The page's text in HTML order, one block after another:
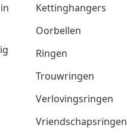
Kettinghangers
Oorbellen
Ringen
Trouwringen
Verlovingsringen
Vriendschapsringen